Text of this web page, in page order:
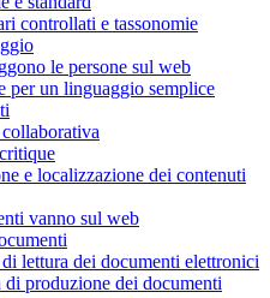
controllati e tassonomie
le persone sul web
per un linguaggio semplice
e localizzazione dei contenuti
vanno sul web
lettura dei documenti elettronici
produzione dei documenti